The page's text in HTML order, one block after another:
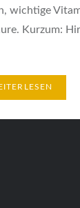
wichtige
Kurzum: